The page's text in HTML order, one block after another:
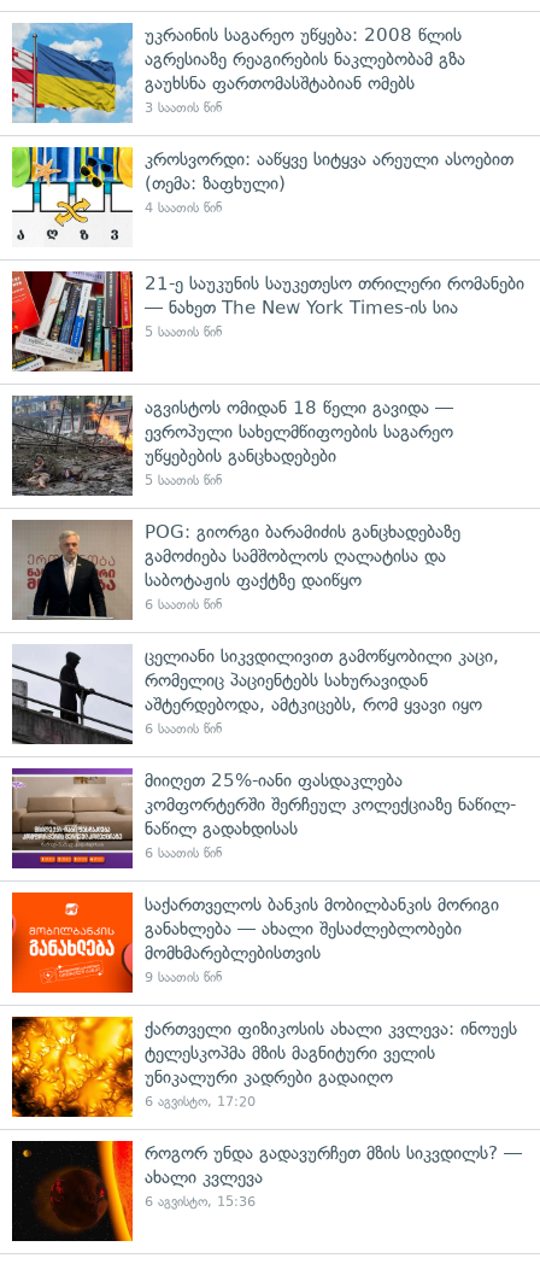
უკრაინის საგარეო უწყება: 2008 წლის
აგრესიაზე რეაგირების ნაკლებობამ გზა
გაუხსნა ფართომასშტაბიან ომებს
3 საათის წინ
კროსვორდი: ააწყვე სიტყვა არეული ასოებით
(თემა: ზაფხული)
4 საათის წინ
21-ე საუკუნის საუკეთესო თრილერი რომანები
— ნახეთ The New York Times-ის სია
5 საათის წინ
აგვისტოს ომიდან 18 წელი გავიდა —
ევროპული სახელმწიფოების საგარეო
უწყებების განცხადებები
5 საათის წინ
POG: გიორგი ბარამიძის განცხადებაზე
გამოძიება სამშობლოს ღალატისა და
საბოტაჟის ფაქტზე დაიწყო
6 საათის წინ
ცელიანი სიკვდილივით გამოწყობილი კაცი,
რომელიც პაციენტებს სახურავიდან
აშტერდებოდა, ამტკიცებს, რომ ყვავი იყო
6 საათის წინ
მიიღეთ 25%-იანი ფასდაკლება
კომფორტერში შერჩეულ კოლექციაზე ნაწილ-
ნაწილ გადახდისას
6 საათის წინ
საქართველოს ბანკის მობილბანკის მორიგი
განახლება — ახალი შესაძლებლობები
მომხმარებლებისთვის
9 საათის წინ
ქართველი ფიზიკოსის ახალი კვლევა: ინოუეს
ტელესკოპმა მზის მაგნიტური ველის
უნიკალური კადრები გადაიღო
6 აგვისტო, 17:20
როგორ უნდა გადავურჩეთ მზის სიკვდილს? —
ახალი კვლევა
6 აგვისტო, 15:36